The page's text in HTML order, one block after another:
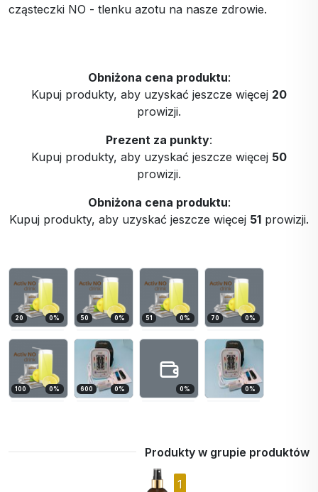
cząsteczki NO - tlenku azotu na nasze zdrowie.
Obniżona cena produktu:
Kupuj produkty, aby uzyskać jeszcze więcej 20
prowizji.
Prezent za punkty:
Kupuj produkty, aby uzyskać jeszcze więcej 50
prowizji.
Obniżona cena produktu:
Kupuj produkty, aby uzyskać jeszcze więcej 51 prowizji.
20 0% 50 0% 51 0% 70 0%
100 0% 600 0% 0% 0%
Produkty w grupie produktów
1